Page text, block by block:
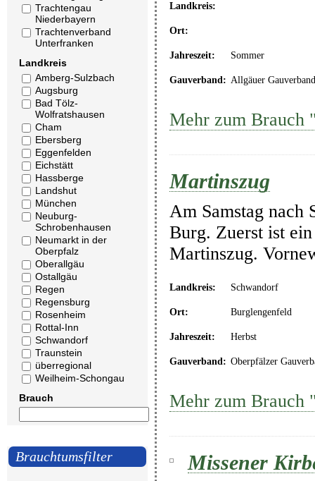
Trachtengau
Niederbayern
Trachtenverband
Unterfranken
Landkreis
Amberg-Sulzbach
Augsburg
Bad Tölz-
Wolfratshausen
Cham
Ebersberg
Eggenfelden
Eichstätt
Hassberge
Landshut
München
Neuburg-
Schrobenhausen
Neumarkt in der
Oberpfalz
Oberallgäu
Ostallgäu
Regen
Regensburg
Rosenheim
Rottal-Inn
Schwandorf
Traunstein
überregional
Weilheim-Schongau
Brauch
Brauchtumsfilter
Landkreis:
Ort:
Jahreszeit: Sommer
Gauverband: Allgäuer Gauverband
Mehr zum Brauch
Martinszug
Am Samstag
Burg. Zuerst ist
Martinszug.
Landkreis: Schwandorf
Ort: Burglengenfeld
Jahreszeit: Herbst
Gauverband: Oberpfälzer
Mehr zum Brauch
Missener